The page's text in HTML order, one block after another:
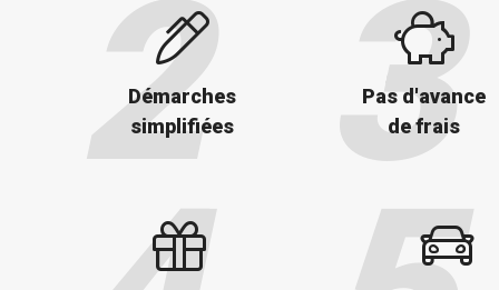
Démarches
simplifiées
Pas d'avance
de frais